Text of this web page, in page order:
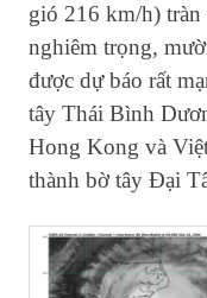
gió 216 km/h) tràn
nghiêm trọng,
được dự báo rất
tây Thái Bình
Hong Kong và
thành bờ tây Đại